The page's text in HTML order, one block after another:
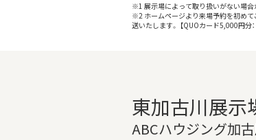
※1 展示場によって取り扱いがない場合
※2 ホームページより来場予約を初めて
送いたします。 【QUOカード5,000円分
東加古川展示
ABCハウジング加